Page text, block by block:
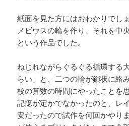
紙面を見た方にはおわかりでし
メビウスの輪を作り、それを中
という作品でした。
ねじれながらぐるぐる循環する
らい」と、二つの輪が鎖状に絡
校の算数の時間にやったことを
記憶が定かでなかったのと、レ
安だったので試作を何回かや